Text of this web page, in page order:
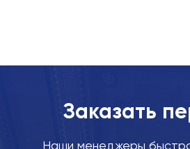
Заказать
Наши менеджеры